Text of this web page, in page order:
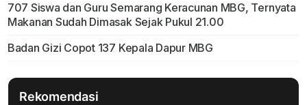
707 Siswa dan Guru Semarang Keracunan MBG, Ternyata
Makanan Sudah Dimasak Sejak Pukul 21.00
Badan Gizi Copot 137 Kepala Dapur MBG
Rekomendasi